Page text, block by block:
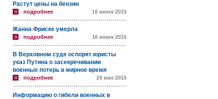
Растут цены на бензин
подробнее 16 июня 2015
Жанна Фриске умерла
подробнее 16 июня 2015
В Верховном суде оспорят юристы
указ Путина о засекречивании
военных потерь в мирное время
подробнее 29 мая 2015
Информацию о гибели военных в